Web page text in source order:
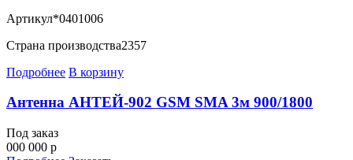
Артикул*0401006
Страна производства2357
Подробнее В корзину
Антенна АНТЕЙ-902 GSM SMA 3м 900/1800
Под заказ
000 000 р